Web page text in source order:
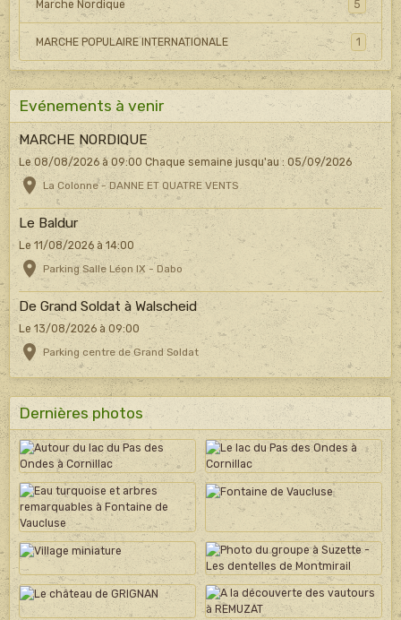
Marche Nordique 5
MARCHE POPULAIRE INTERNATIONALE 1
Evénements à venir
MARCHE NORDIQUE
Le 08/08/2026 à 09:00 Chaque semaine jusqu'au : 05/09/2026
La Colonne - DANNE ET QUATRE VENTS
Le Baldur
Le 11/08/2026 à 14:00
Parking Salle Léon IX - Dabo
De Grand Soldat à Walscheid
Le 13/08/2026 à 09:00
Parking centre de Grand Soldat
Dernières photos